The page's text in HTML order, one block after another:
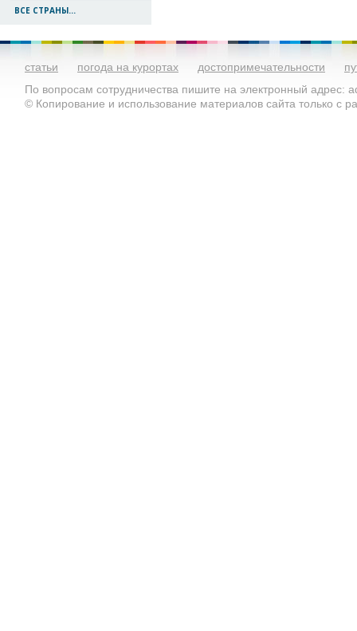
ВСЕ СТРАНЫ...
статьи погода на курортах достопримечательности
По вопросам сотрудничества пишите на электронный адрес:
© Копирование и использование материалов сайта только с